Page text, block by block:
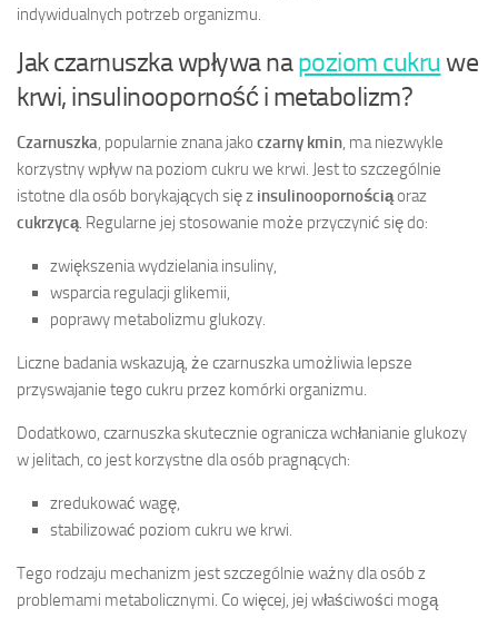
indywidualnych potrzeb organizmu.
Jak czarnuszka wpływa napoziom cukru we
krwi, insulinooporność i metabolizm?
Czarnuszka, popularnie znana jako czarny kmin, ma niezwykle
korzystny wpływ na poziom cukru we krwi. Jest to szczególnie
istotne dla osób borykających się z insulinoopornościąoraz
cukrzycą. Regularne jej stosowanie może przyczynić się do:
zwiększenia wydzielania insuliny,
wsparcia regulacji glikemii,
poprawy metabolizmu glukozy.
Liczne badania wskazują, że czarnuszka umożliwia lepsze
przyswajanie tego cukru przez komórki organizmu.
Dodatkowo, czarnuszka skutecznie ogranicza wchłanianie glukozy
w jelitach, co jest korzystne dla osób pragnących:
zredukować wagę,
stabilizować poziom cukru we krwi.
Tego rodzaju mechanizm jest szczególnie ważny dla osób z
problemami metabolicznymi. Co więcej, jej właściwości mogą